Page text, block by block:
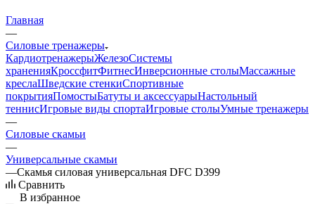
Главная
—
Силовые тренажеры
КардиотренажерыЖелезоСистемы
храненияКроссфитФитнесИнверсионные столыМассажные
креслаШведские стенкиСпортивные
покрытияПомостыБатуты и аксессуарыНастольный
теннисИгровые виды спортаИгровые столыУмные тренажеры
—
Силовые скамьи
—
Универсальные скамьи
—Скамья силовая универсальная DFC D399
Сравнить
В избранное